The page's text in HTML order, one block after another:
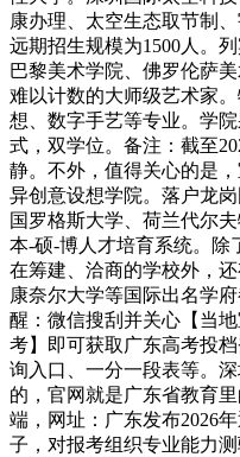
康办理、太空生态取节制
远期招生规模为1500人。
巴黎美术学院、佛罗伦萨
难以计数的大师级艺术家
想、数字手艺等专业。学
式，双学位。备注：截至
静。不外，值得关心的是
异创意设想学院。落户龙
国罗格斯大学、荷兰代尔
本-硕-博人才培育系统。除
在筹建、洽商的学校外，
康奈尔大学等国际出名学
醒：微信搜刮并关心【当
考】即可获取广东高考投
询入口、一分一段表等。
的，官网就是广东省教育
端，网址：广东发布2026
子，对报考组织专业能力